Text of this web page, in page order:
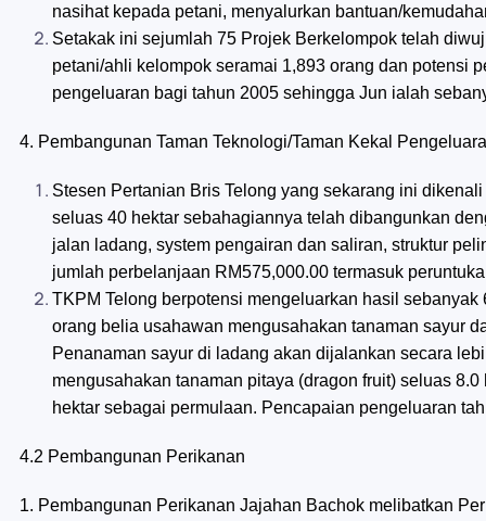
nasihat kepada petani, menyalurkan bantuan/
Setakak ini sejumlah 75 Projek Berkelompok telah
petani/ahli kelompok seramai 1,893 orang dan potensi
pengeluaran bagi tahun 2005 sehingga Jun ialah
4. Pembangunan Taman Teknologi/Taman Kekal
Stesen Pertanian Bris Telong yang sekarang ini
seluas 40 hektar sebahagiannya telah dibangunkan
jalan ladang, system pengairan dan saliran, struktur
jumlah perbelanjaan RM575,000.00 termasuk
TKPM Telong berpotensi mengeluarkan hasil
orang belia usahawan mengusahakan tanaman sayur
Penanaman sayur di ladang akan dijalankan secara
mengusahakan tanaman pitaya (dragon fruit) seluas
hektar sebagai permulaan. Pencapaian pengeluaran
4.2 Pembangunan Perikanan
1. Pembangunan Perikanan Jajahan Bachok melibatkan